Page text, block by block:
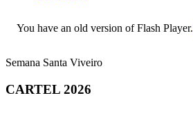
You have an old version of Flash Player.
Semana Santa Viveiro
CARTEL 2026